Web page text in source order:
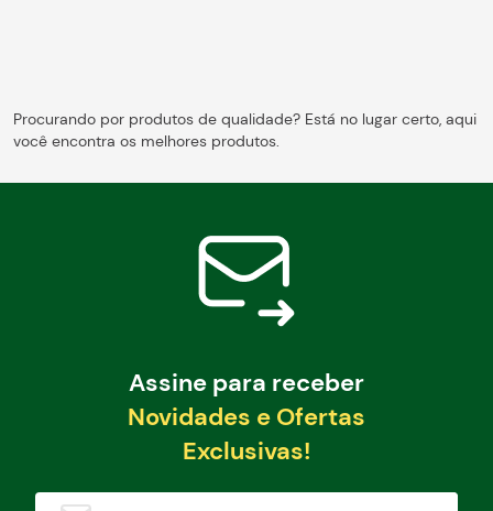
Procurando por produtos de qualidade? Está no lugar certo, aqui
você encontra os melhores produtos.
Assine para receber
Novidades e Ofertas
Exclusivas!